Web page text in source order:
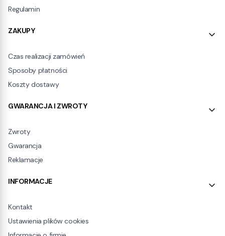
Regulamin
ZAKUPY
Czas realizacji zamówień
Sposoby płatności
Koszty dostawy
GWARANCJA I ZWROTY
Zwroty
Gwarancja
Reklamacje
INFORMACJE
Kontakt
Ustawienia plików cookies